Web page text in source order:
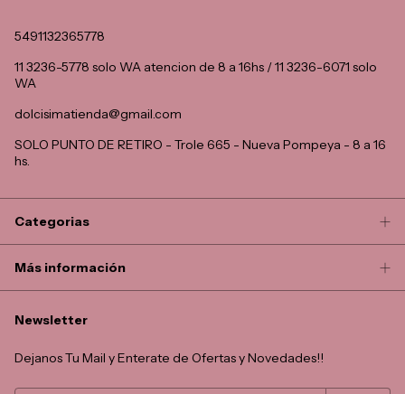
5491132365778
11 3236-5778 solo WA atencion de 8 a 16hs / 11 3236-6071 solo
WA
dolcisimatienda@gmail.com
SOLO PUNTO DE RETIRO - Trole 665 - Nueva Pompeya - 8 a 16
hs.
Categorias
Más información
Newsletter
Dejanos Tu Mail y Enterate de Ofertas y Novedades!!